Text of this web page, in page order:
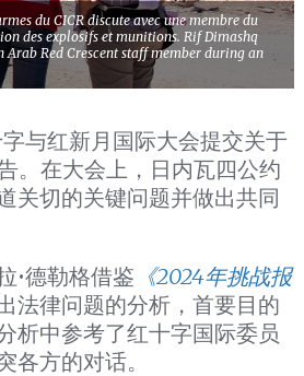
du CICR discute avec une membre du
des explosifs et munitions. Rif Dimashq
Red Crescent staff member during an
与红新月国际大会提交关于
。在大会上，日内瓦四公约
关切的关键问题并做出共同
•德勒格借鉴 《2024年挑战报
法律问题的分析，首要目的
析中参考了红十字国际委员
方的对话。